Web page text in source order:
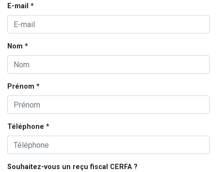
E-mail *
Nom *
Prénom *
Téléphone *
Souhaitez-vous un reçu fiscal CERFA?